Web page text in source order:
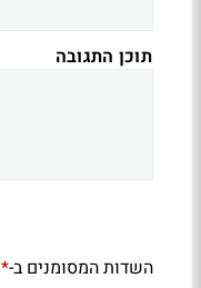
תוכן התגובה
השדות המסומנים ב-*